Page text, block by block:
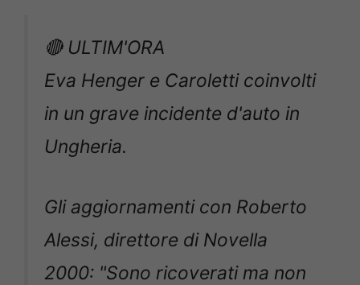
🔴 ULTIM'ORA
Eva Henger e Caroletti coinvolti
in un grave incidente d'auto in
Ungheria.
Gli aggiornamenti con Roberto
Alessi, direttore di Novella
2000: "Sono ricoverati ma non